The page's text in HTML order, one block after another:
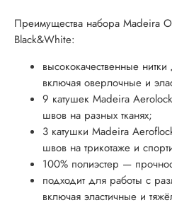
Преимущества набора Madeira
Black&White:
высококачественные
включая оверлочные и
9 катушек Madeira
швов на разных тканях;
3 катушки Madeira
швов на трикотаже и
100% полиэстер —
подходит для работы с
включая эластичные и